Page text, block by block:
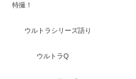
特撮！
ウルトラシリーズ語り
ウルトラQ